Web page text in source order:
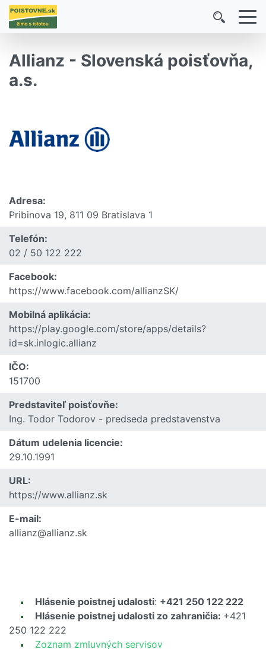
Allianz - Slovenská poisťovňa,
a.s.
Adresa:
Pribinova 19, 811 09 Bratislava 1
Telefón:
02 / 50 122 222
Facebook:
https://www.facebook.com/allianzSK/
Mobilná aplikácia:
https://play.google.com/store/apps/details?
id=sk.inlogic.allianz
IČO:
151700
Predstaviteľ poisťovňe:
Ing. Todor Todorov - predseda predstavenstva
Dátum udelenia licencie:
29.10.1991
URL:
https://www.allianz.sk
E-mail:
allianz@allianz.sk
Hlásenie poistnej udalosti: +421 250 122 222
Hlásenie poistnej udalosti zo zahraničia: +421
250 122 222
Zoznam zmluvných servisov